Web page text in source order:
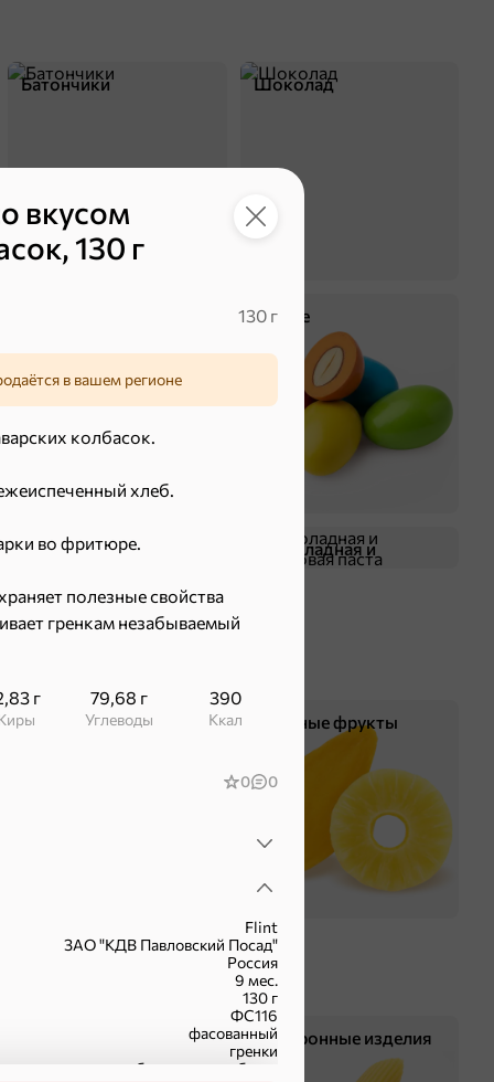
вкусом
130 г
130 г
в вашем регионе
колбасок.
хлеб.
во фритюре.
полезные свойства
гренкам незабываемый
г
Жиры
79,68 г
Углеводы
390
ккал
0 0
Flint
ЗАО "КДВ Павловский Посад"
Россия
9 мес.
130 г
ФС116
фасованный
гренки
баварские колбаски
Батончики Шоколад
Драже
Жевательная резинка
Шоколадная и
Чипсы и попкорн Сушеные фрукты
Смеси для десертов,
специи, приправы
Макаронные изделия